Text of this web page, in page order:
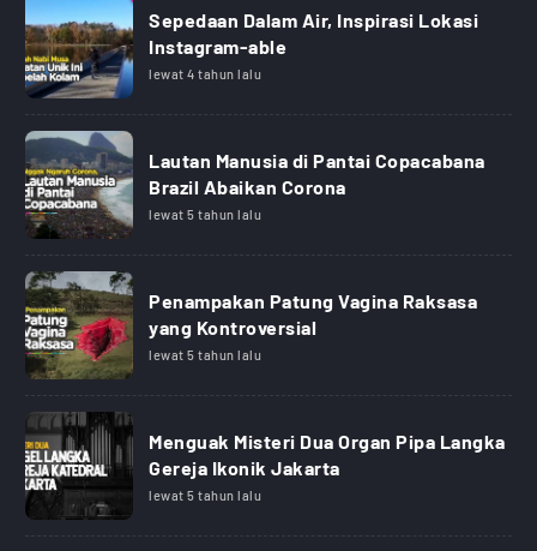
Sepedaan Dalam Air, Inspirasi Lokasi
Instagram-able
lewat 4 tahun lalu
Lautan Manusia di Pantai Copacabana
Brazil Abaikan Corona
lewat 5 tahun lalu
Penampakan Patung Vagina Raksasa
yang Kontroversial
lewat 5 tahun lalu
Menguak Misteri Dua Organ Pipa Langka
Gereja Ikonik Jakarta
lewat 5 tahun lalu